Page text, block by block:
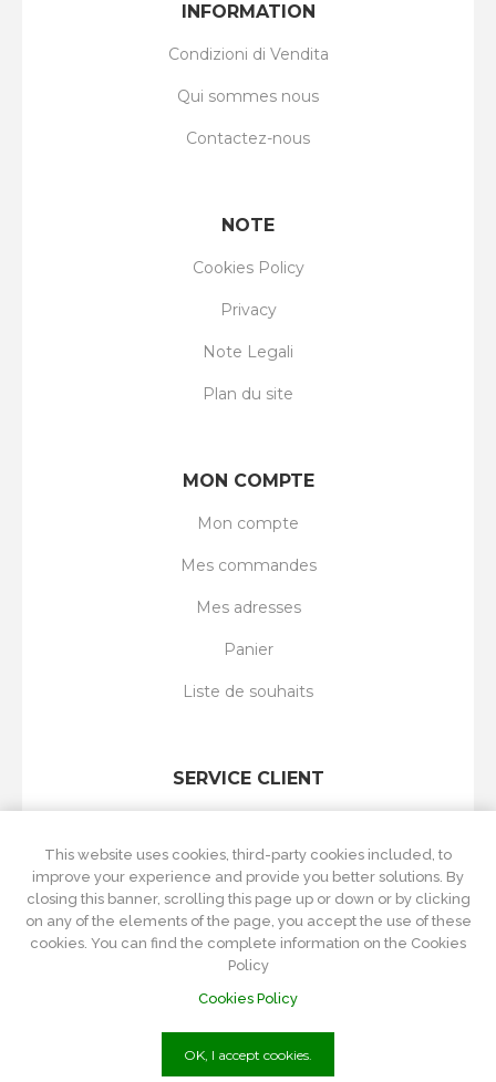
INFORMATION
Condizioni di Vendita
Qui sommes nous
Contactez-nous
NOTE
Cookies Policy
Privacy
Note Legali
Plan du site
MON COMPTE
Mon compte
Mes commandes
Mes adresses
Panier
Liste de souhaits
SERVICE CLIENT
Nouveautés
Récemment vus
Comparer les produits
This website uses cookies, third-party cookies included, to
improve your experience and provide you better solutions. By
closing this banner, scrolling this page up or down or by clicking
on any of the elements of the page, you accept the use of these
cookies. You can find the complete information on the Cookies
Policy
Cookies Policy
OK, I accept cookies.